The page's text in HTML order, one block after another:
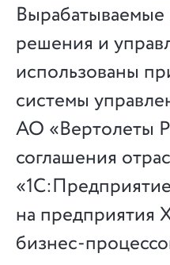
Вырабатываемые
решения и
использованы
системы
АО «Вертолеты
соглашения
на предприятия
бизнес-